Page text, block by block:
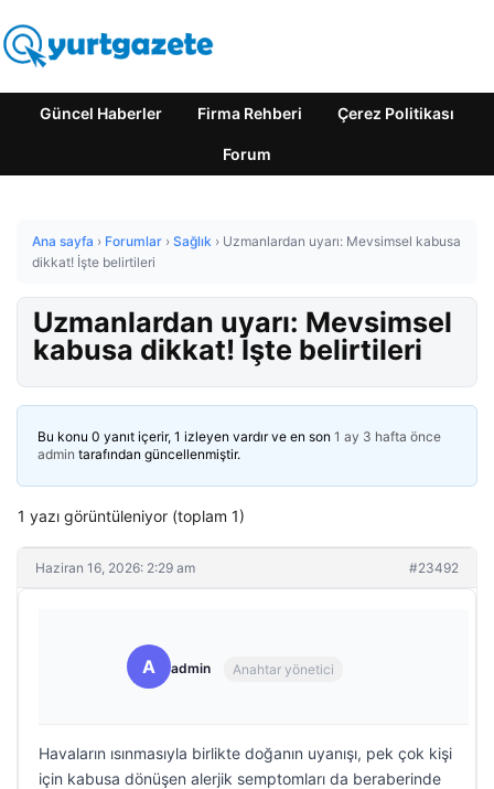
Güncel Haberler Firma Rehberi Çerez Politikası
Forum
Ana sayfa › Forumlar › Sağlık › Uzmanlardan uyarı: Mevsimsel kabusa
dikkat! İşte belirtileri
Uzmanlardan uyarı: Mevsimsel
kabusa dikkat! İşte belirtileri
Bu konu 0 yanıt içerir, 1 izleyen vardır ve en son 1 ay 3 hafta önce
admin tarafından güncellenmiştir.
1 yazı görüntüleniyor (toplam 1)
Haziran 16, 2026: 2:29 am #23492
A admin Anahtar yönetici
Havaların ısınmasıyla birlikte doğanın uyanışı, pek çok kişi
için kabusa dönüşen alerjik semptomları da beraberinde